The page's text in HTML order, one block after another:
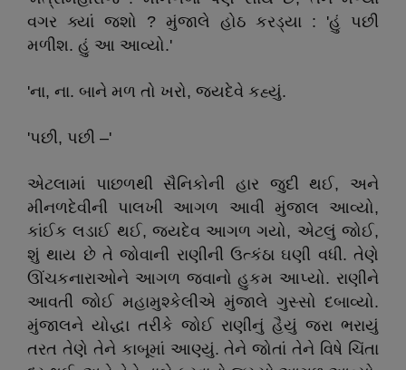
વગર ક્યાં જશો ? મુંજાલે હોઠ કરડ્યા : 'હું પછી
મળીશ. હું આ આવ્યો.'
'ના, ના. બાને મળ તો ખરો, જયદેવે કહ્યું.
'પછી, પછી –'
એટલામાં પાછળથી સૈનિકોની હાર જુદી થઈ, અને
મીનળદેવીની પાલખી આગળ આવી મુંજાલ આવ્યો,
કાંઈક લડાઈ થઈ, જયદેવ આગળ ગયો, એટલું જોઈ,
શું થાય છે તે જોવાની રાણીની ઉત્કંઠા ઘણી વધી. તેણે
ઊંચકનારાઓને આગળ જવાનો હુકમ આપ્યો. રાણીને
આવતી જોઈ મહામુશ્કેલીએ મુંજાલે ગુસ્સો દબાવ્યો.
મુંજાલને યોદ્ધા તરીકે જોઈ રાણીનું હૈયું જરા ભરાયું
તરત તેણે તેને કાબૂમાં આણ્યું. તેને જોતાં તેને વિષે ચિંતા